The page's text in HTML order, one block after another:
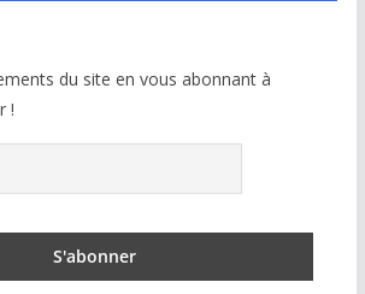
du site en vous abonnant à
!